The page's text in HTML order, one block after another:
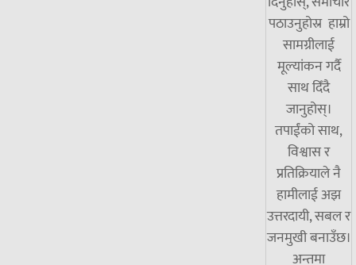
पठाउनुहोस्र हाम्रो
सामग्रीलाई
मूल्यांकन गर्दै
साथ दिँदै
जानुहोस्।
तपाईंको साथ,
विश्वास र
प्रतिक्रियाले नै
हामीलाई अझ
उत्तरदायी, सबल र
जनमुखी बनाउँछ।
अन्तमा